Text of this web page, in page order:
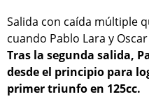
Salida con caída múltiple
cuando Pablo Lara y
Tras la segunda salida,
desde el principio para
primer triunfo en 125cc.